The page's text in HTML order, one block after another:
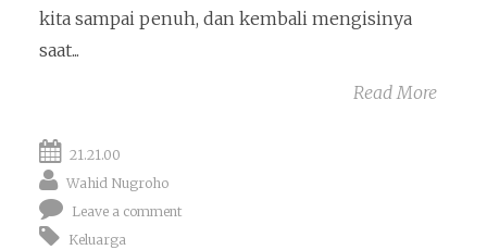
kita sampai penuh, dan kembali mengisinya
saat...
Read More
21.21.00
Wahid Nugroho
Leave a comment
Keluarga